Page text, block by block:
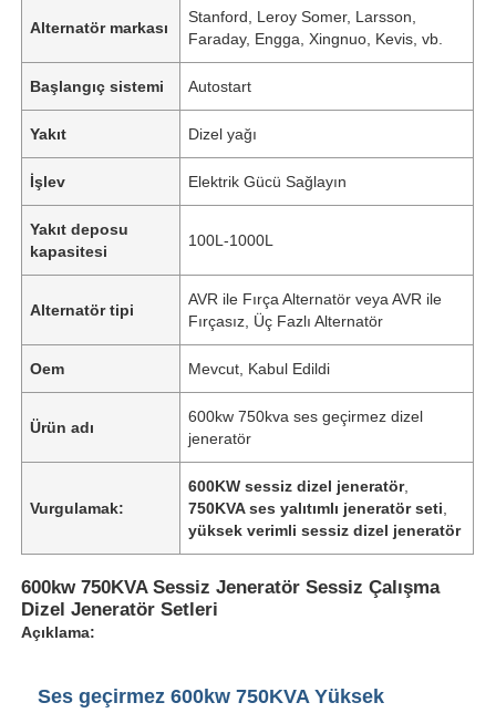
Alternatör markası
Stanford, Leroy Somer, Larsson,
Faraday, Engga, Xingnuo, Kevis, vb.
Başlangıç ​​sistemi Autostart
Yakıt Dizel yağı
İşlev Elektrik Gücü Sağlayın
Yakıt deposu
kapasitesi
100L-1000L
Alternatör tipi
AVR ile Fırça Alternatör veya AVR ile
Fırçasız, Üç Fazlı Alternatör
Oem Mevcut, Kabul Edildi
Ürün adı
600kw 750kva ses geçirmez dizel
jeneratör
Vurgulamak:
600KW sessiz dizel jeneratör,
750KVA ses yalıtımlı jeneratör seti
yüksek verimli sessiz dizel jeneratör
600kw 750KVA Sessiz Jeneratör Sessiz Çalışma
Dizel Jeneratör Setleri
Açıklama:
Ses geçirmez 600kw 750KVA Yüksek